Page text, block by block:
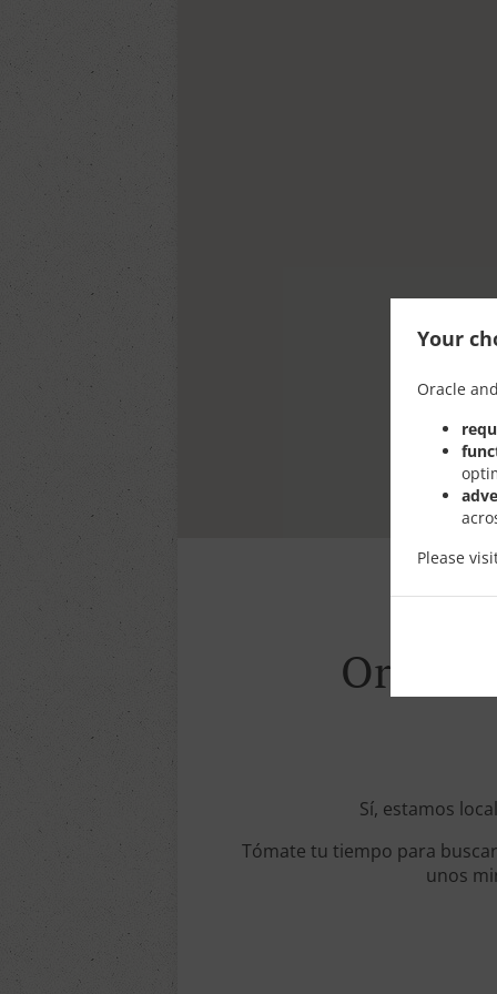
Your
Oracle
Please
Order
Sí, estamos
Tómate tu tiempo para
unos